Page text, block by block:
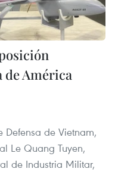
de América
de Vietnam,
Le Quang Tuyen,
de Industria Militar,